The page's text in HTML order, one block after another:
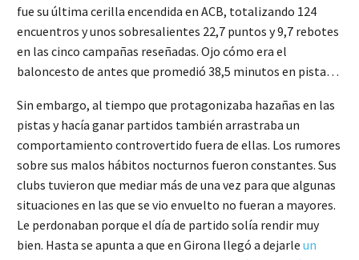
fue su última cerilla encendida en ACB, totalizando 124
encuentros y unos sobresalientes 22,7 puntos y 9,7 rebotes
en las cinco campañas reseñadas. Ojo cómo era el
baloncesto de antes que promedió 38,5 minutos en pista…
Sin embargo, al tiempo que protagonizaba hazañas en las
pistas y hacía ganar partidos también arrastraba un
comportamiento controvertido fuera de ellas. Los rumores
sobre sus malos hábitos nocturnos fueron constantes. Sus
clubs tuvieron que mediar más de una vez para que algunas
situaciones en las que se vio envuelto no fueran a mayores.
Le perdonaban porque el día de partido solía rendir muy
bien. Hasta se apunta a que en Girona llegó a dejarle un